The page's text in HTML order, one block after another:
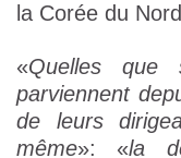
la Corée du
«Quelles que
parviennent
de leurs
même»: «la